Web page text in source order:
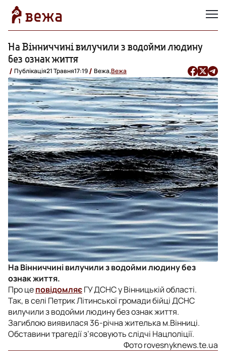
На Вінниччині вилучили з водойми людину
без ознак життя
Публікація21 Травня17:19 Вежа,Вежа
На Вінниччині вилучили з водойми людину без
ознак життя.
Про цеповідомляєГУ ДСНС у Вінницькій області.
Так, в селі Петрик Літинської громади бійці ДСНС
вилучили з водойми людину без ознак життя.
Загиблою виявилася 36-річна жителька м.Вінниці.
Обставини трагедії з’ясовують слідчі Нацполіції.
Фото rovesnyknews.te.ua